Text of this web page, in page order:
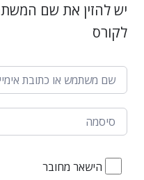
יש להזין את שם
לקורס
הישאר מחובר